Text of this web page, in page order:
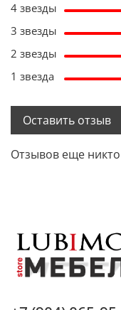
Отзывов еще
4 звезды
3 звезды
2 звезды
1 звезда
Оставить отзыв